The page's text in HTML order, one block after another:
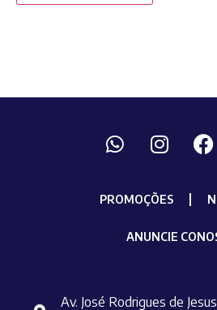
PROMOÇÕES
ANUNCIE
Av. José Rodrigues de